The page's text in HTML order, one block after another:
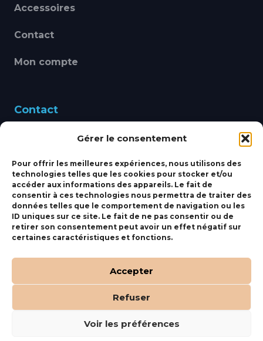
Gérer le consentement
Pour offrir les meilleures expériences, nous utilisons des
technologies telles que les cookies pour stocker et/ou
accéder aux informations des appareils. Le fait de
consentir à ces technologies nous permettra de traiter des
données telles que le comportement de navigation ou les
ID uniques sur ce site. Le fait de ne pas consentir ou de
retirer son consentement peut avoir un effet négatif sur
certaines caractéristiques et fonctions.
Accepter
Refuser
Voir les préférences
Accessoires
Contact
Mon compte
Contact
460 Avenue Alain Le
bbsmarine@bbs-
marine.fr
Fixe:04 27 50 24 50
Mobile:06 69 44 48 83
Orocom .